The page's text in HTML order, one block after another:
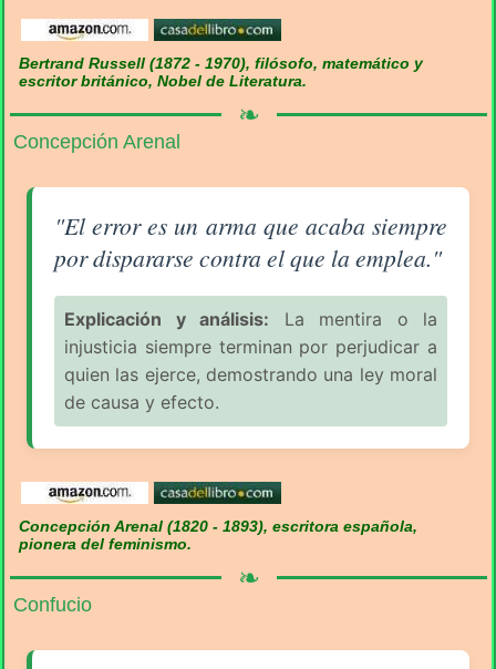
Bertrand Russell (1872 - 1970), filósofo, matemático y
escritor británico, Nobel de Literatura.
❧
Concepción Arenal
Aforismo sobre la Equivocación (pág. 1/6) -
"El error es un arma que acaba siempre
por dispararse contra el que la emplea."
Explicación y análisis: La mentira o la
injusticia siempre terminan por perjudicar a
quien las ejerce, demostrando una ley moral
de causa y efecto.
Concepción Arenal (1820 - 1893), escritora española,
pionera del feminismo.
❧
Confucio